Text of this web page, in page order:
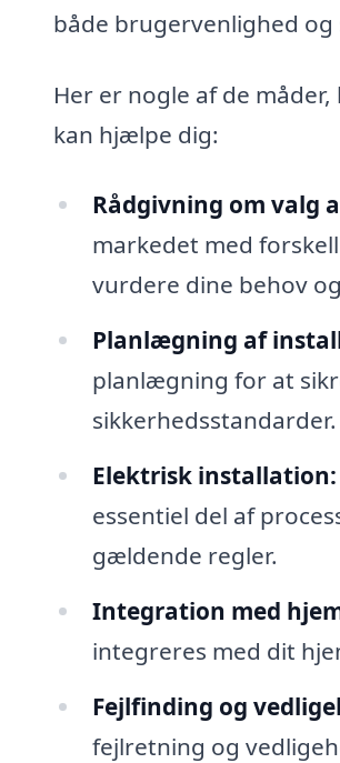
både brugervenlighed og
Her er nogle af de
kan hjælpe dig:
Rådgivning om valg
markedet med
vurdere dine behov
Planlægning af
planlægning for at
sikkerhedsstandarder.
Elektrisk installation:
essentiel del af
gældende regler.
Integration med
integreres med dit
Fejlfinding og
fejlretning og